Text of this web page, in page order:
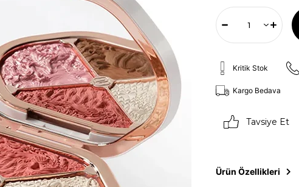
Kritik Stok
Kargo Bedava
Tavsiye Et
Ürün Özellikleri